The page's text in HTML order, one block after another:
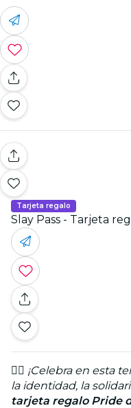
Tarjeta regalo
Slay Pass - Tarjeta
🏳️‍🌈 ¡Celebra en esta
la identidad, la
tarjeta regalo Pride